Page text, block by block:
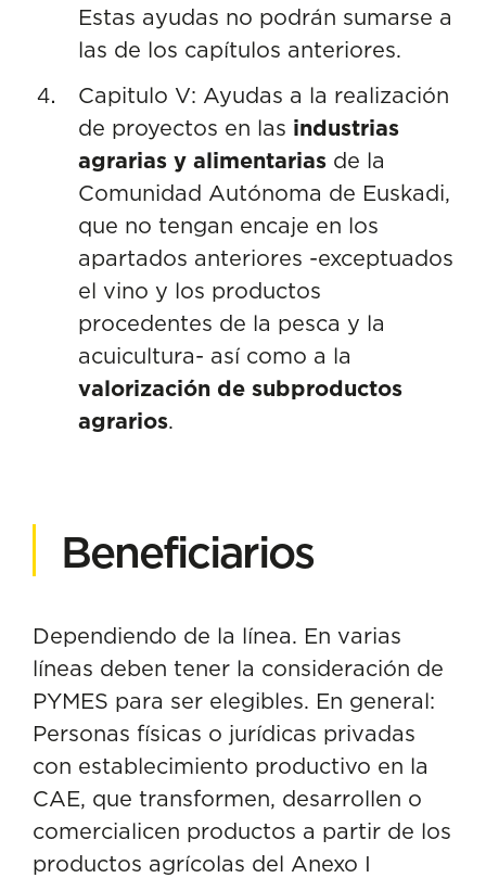
Estas ayudas no podrán sumarse a
las de los capítulos anteriores.
Capitulo V: Ayudas a la realización
de proyectos en las industrias
agrarias y alimentarias de la
Comunidad Autónoma de Euskadi,
que no tengan encaje en los
apartados anteriores -exceptuados
el vino y los productos
procedentes de la pesca y la
acuicultura- así como a la
valorización de subproductos
agrarios.
Beneficiarios
Dependiendo de la línea. En varias
líneas deben tener la consideración de
PYMES para ser elegibles. En general:
Personas físicas o jurídicas privadas
con establecimiento productivo en la
CAE, que transformen, desarrollen o
comercialicen productos a partir de los
productos agrícolas del Anexo I